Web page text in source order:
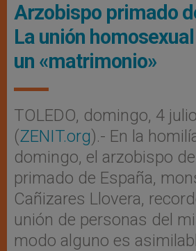
Arzobispo primado
La unión
un «matrimonio»
TOLEDO, domingo, 4
(ZENIT.org).- En la
domingo, el arzobispo
primado de España,
Cañizares Llovera,
unión de personas del
modo alguno es